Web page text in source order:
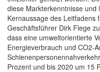
diese Markterkenntnisse und
Kernaussage des Leitfadens
Geschäftsführer Dirk Flege
dass eine umweltorientierte
Energieverbrauch und CO2-
Prozent und bis 2020 um 15